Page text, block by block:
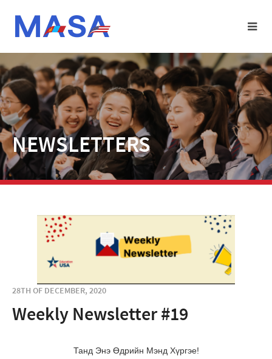
NEWSLETTERS
28TH OF DECEMBER, 2020
Weekly Newsletter #19
Танд Энэ Өдрийн Мэнд Хүргэе!